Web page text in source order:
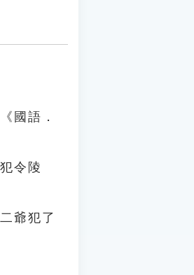
國語．
令陵
爺犯了